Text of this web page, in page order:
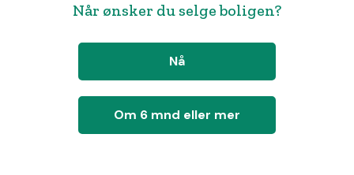
Når ønsker du selge boligen?
Nå
Om 6 mnd eller mer